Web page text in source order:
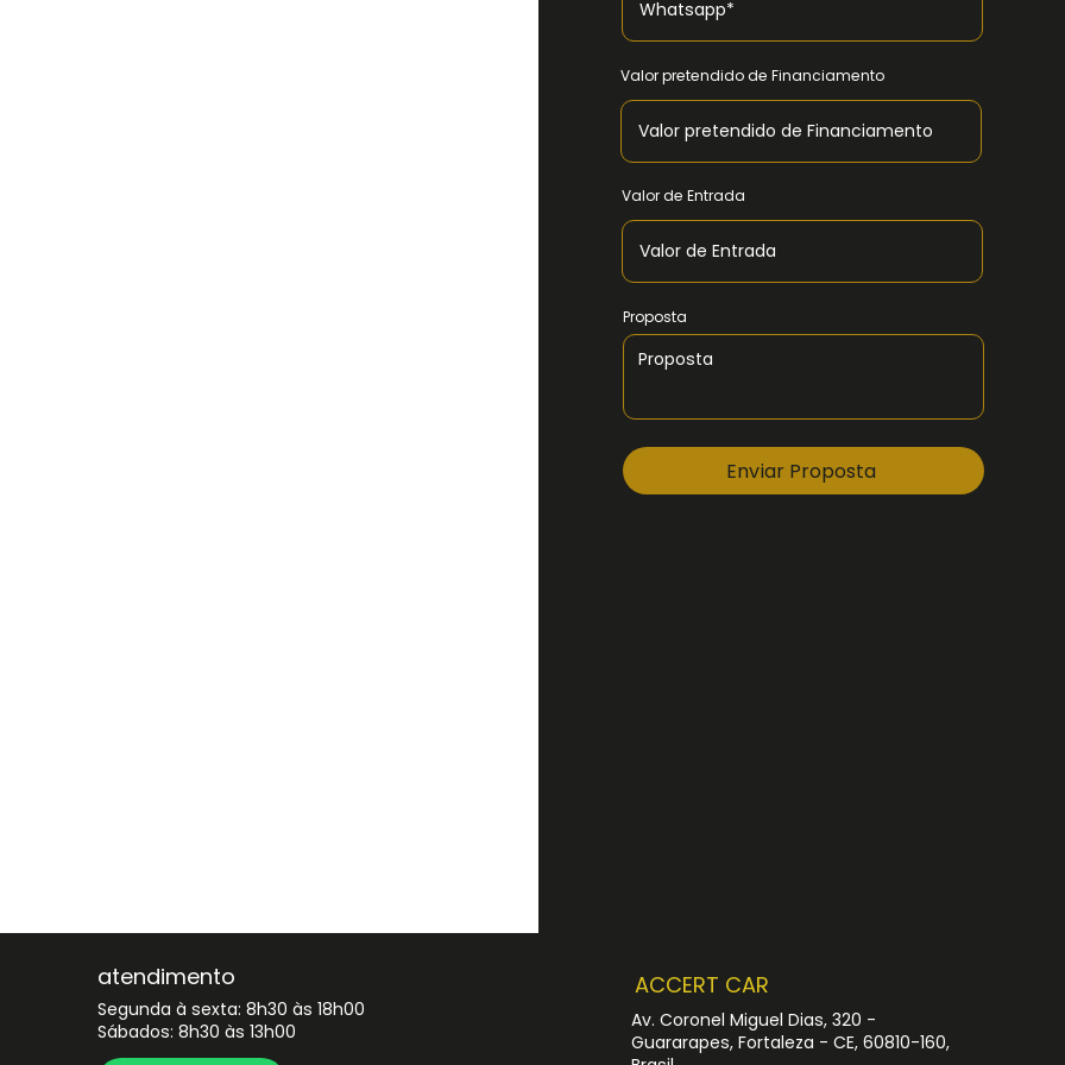
Valor pretendido de Financiamento
Valor de Entrada
Proposta
Enviar Proposta
atendimento
Segunda à sexta: 8h30 às 18h00
Sábados: 8h30 às 13h00
ACCERT CAR
Av. Coronel Miguel Dias, 320 -
Guararapes, Fortaleza - CE, 60810-160,